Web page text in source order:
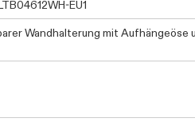
EU1
Wandhalterung mit Aufhängeöse